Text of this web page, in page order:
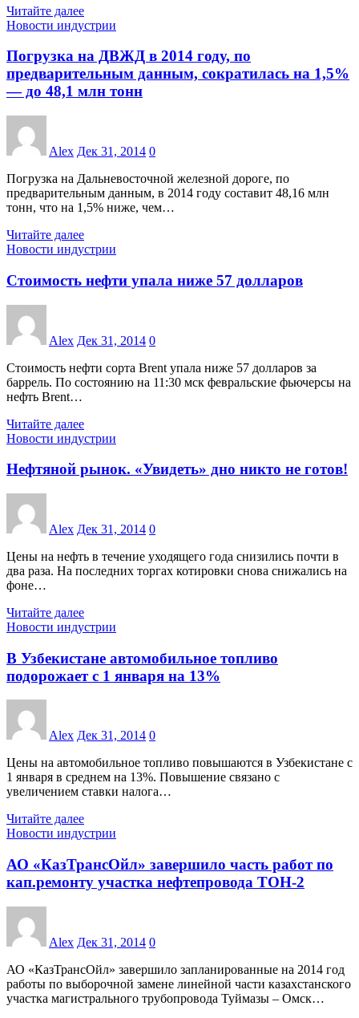
Читайте далее
Новости индустрии
Погрузка на ДВЖД в 2014 году, по
предварительным данным, сократилась на 1,5%
— до 48,1 млн тонн
Alex Дек 31, 2014 0
Погрузка на Дальневосточной железной дороге, по
предварительным данным, в 2014 году составит 48,16 млн
тонн, что на 1,5% ниже, чем…
Читайте далее
Новости индустрии
Стоимость нефти упала ниже 57 долларов
Alex Дек 31, 2014 0
Стоимость нефти сорта Brent упала ниже 57 долларов за
баррель. По состоянию на 11:30 мск февральские фьючерсы на
нефть Brent…
Читайте далее
Новости индустрии
Нефтяной рынок. «Увидеть» дно никто не готов!
Alex Дек 31, 2014 0
Цены на нефть в течение уходящего года снизились почти в
два раза. На последних торгах котировки снова снижались на
фоне…
Читайте далее
Новости индустрии
В Узбекистане автомобильное топливо
подорожает с 1 января на 13%
Alex Дек 31, 2014 0
Цены на автомобильное топливо повышаются в Узбекистане с
1 января в среднем на 13%. Повышение связано с
увеличением ставки налога…
Читайте далее
Новости индустрии
АО «КазТрансОйл» завершило часть работ по
кап.ремонту участка нефтепровода ТОН-2
Alex Дек 31, 2014 0
АО «КазТрансОйл» завершило запланированные на 2014 год
работы по выборочной замене линейной части казахстанского
участка магистрального трубопровода Туймазы – Омск…